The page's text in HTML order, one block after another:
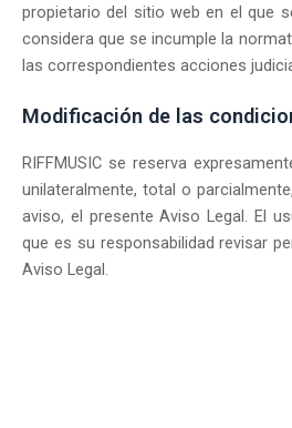
propietario del sitio web en el que
considera que se incumple la
las correspondientes acciones
Modificación de las
RIFFMUSIC se reserva
unilateralmente, total o
aviso, el presente Aviso Legal. El
que es su responsabilidad revisar
Aviso Legal.